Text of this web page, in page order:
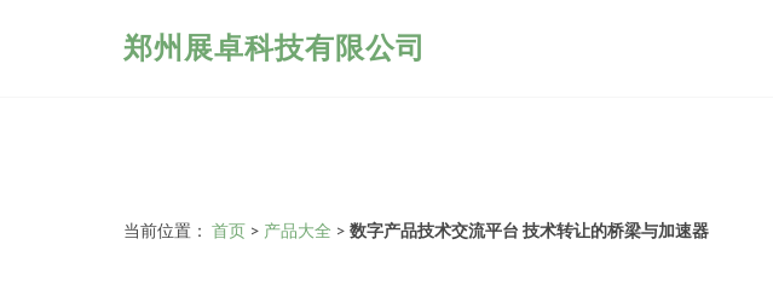
郑州展卓科技有限公司
当前位置： 首页 > 产品大全 > 数字产品技术交流平台 技术转让的桥梁与加速器